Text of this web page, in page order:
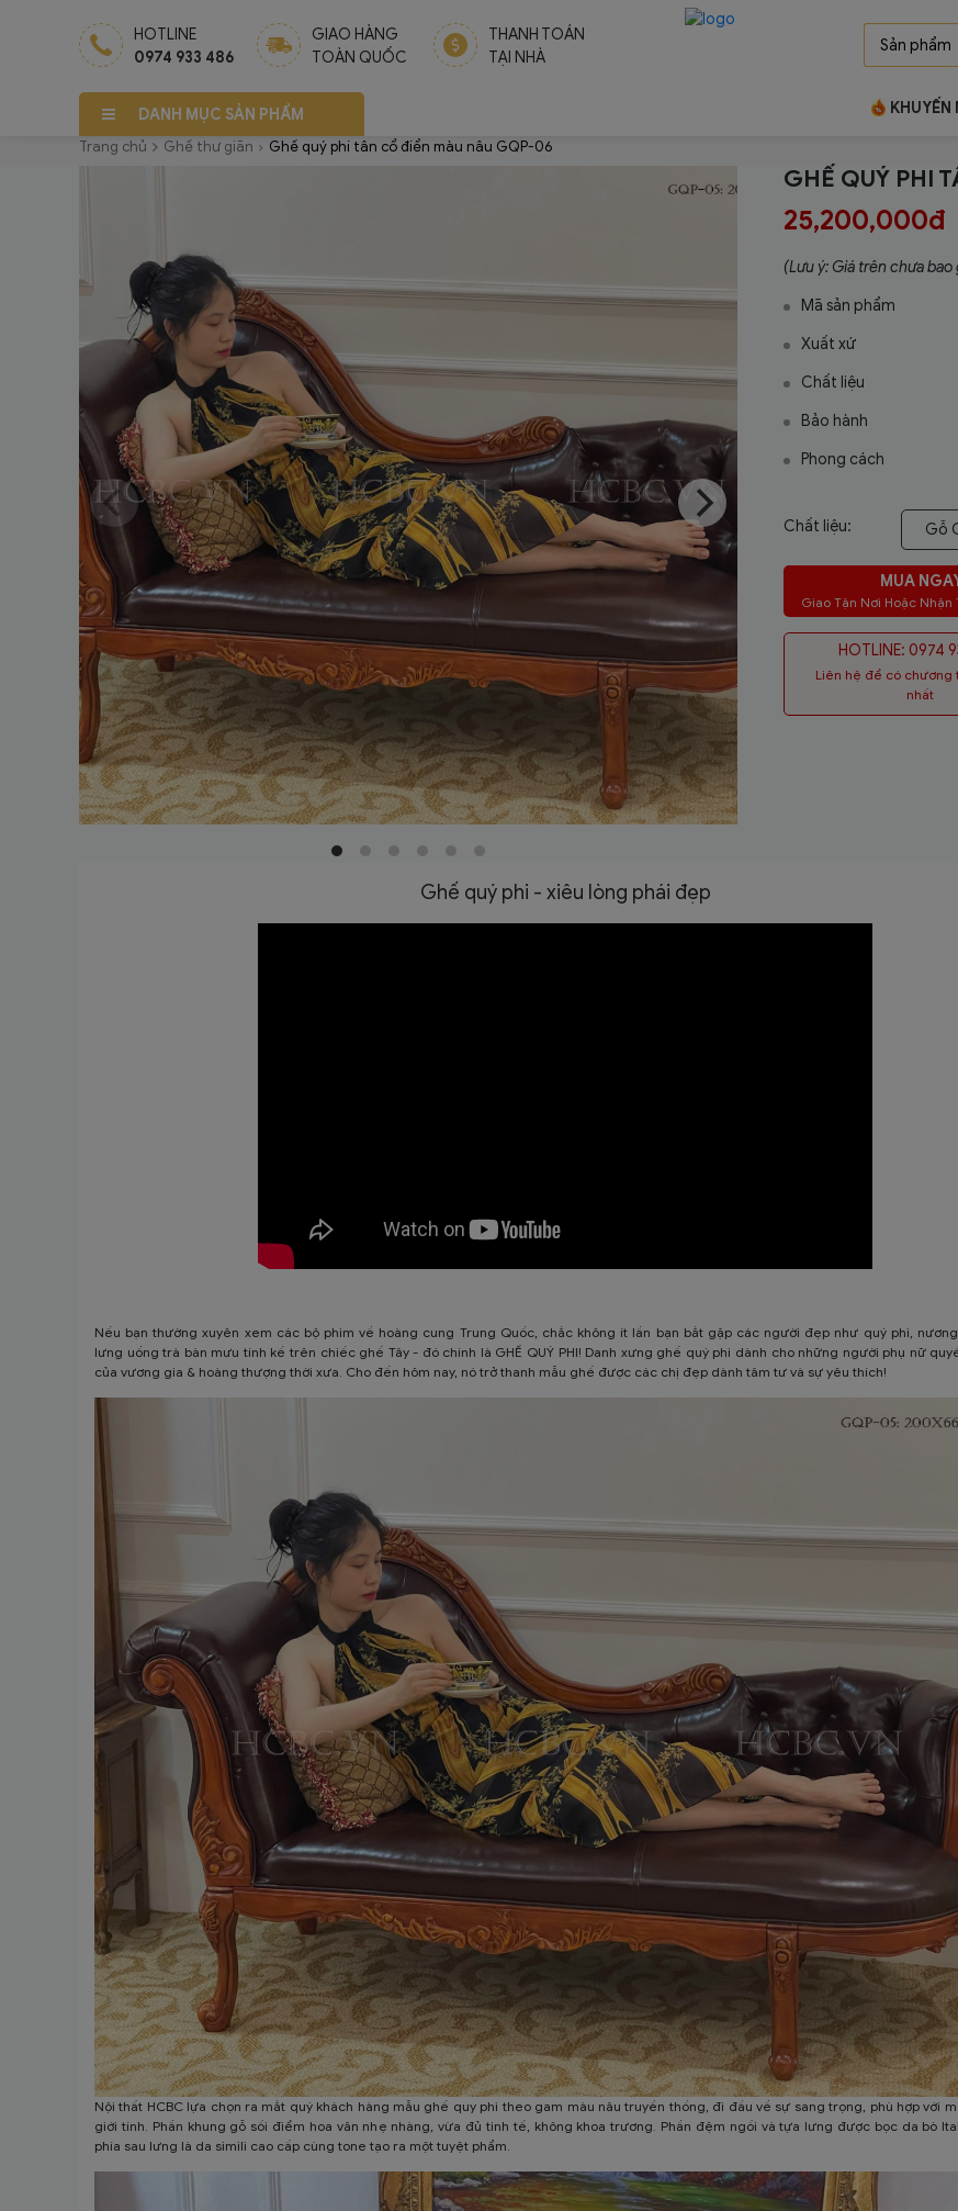
HOTLINE
0974 933 486
GIAO HÀNG
TOÀN QUỐC
THANH TOÁN
TẠI NHÀ
DANH MỤC SẢN PHẨM KHUYẾN
Trang chủ Ghế thư giãn Ghế quý phi tân cổ điển màu nâu GQP-06
GHẾ QUÝ PHI
25,200,000đ
(Lưu ý: Giá trên chưa bao
Mã sản phẩm
Xuất xứ
Chất liệu
Bảo hành
Phong cách
Chất liệu: Gỗ
MUA
Giao Tận Nơi Hoặc Nhận
HOTLINE: 0974
Liên hệ để có chương
nhất
Ghế quý phi - xiêu lòng phái đẹp
Nếu bạn thường xuyên xem các bộ phim về hoàng cung Trung Quốc, chắc không ít lần bạn bắt gặp các người đẹp như quý phi,
lưng uống trà bàn mưu tính kế trên chiếc ghế Tây - đó chính là GHẾ QUÝ PHI! Danh xưng ghế quý phi dành cho những người phụ nữ
của vương gia & hoàng thượng thời xưa. Cho đến hôm nay, nó trở thanh mẫu ghế được các chị đẹp dành tâm tư và sự yêu thích!
Nội thất HCBC lựa chọn ra mắt quý khách hàng mẫu ghế quy phi theo gam màu nâu truyền thống, đi đầu về sự sang trọng, phù hợp với
giới tính. Phần khung gỗ sồi điểm hoa văn nhẹ nhàng, vừa đủ tinh tế, không khoa trương. Phần đệm ngồi và tựa lưng được bọc da bò
phía sau lưng là da simili cao cấp cùng tone tạo ra một tuyệt phẩm.